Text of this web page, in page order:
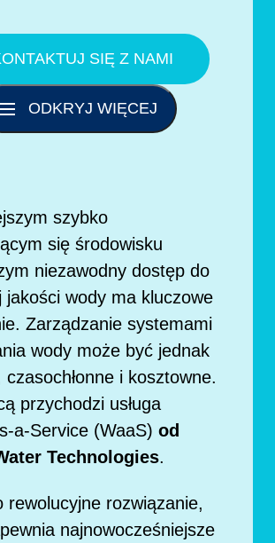
ODKRYJ WIĘCEJ
SIĘ Z NAMI
szybko
się środowisku
niezawodny dostęp do
jakości wody ma kluczowe
Zarządzanie systemami
wody może być jednak
czasochłonne i kosztowne.
przychodzi usługa
a-Service (WaaS) od
Technologies.
rewolucyjne rozwiązanie,
najnowocześniejsze